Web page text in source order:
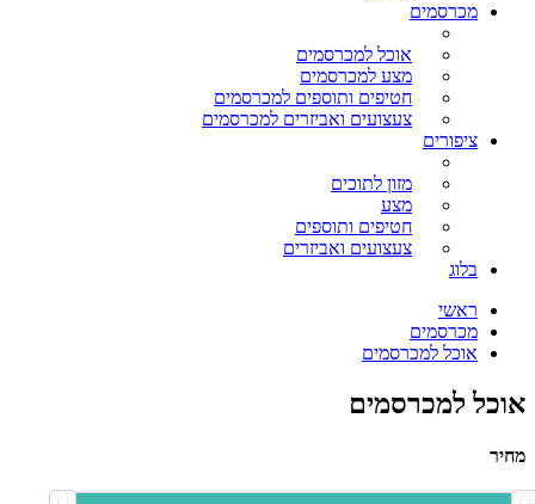
מכרסמים
אוכל למכרסמים
מצע למכרסמים
חטיפים ותוספים למכרסמים
צעצועים ואביזרים למכרסמים
ציפורים
מזון לתוכים
מצע
חטיפים ותוספים
צעצועים ואביזרים
בלוג
ראשי
מכרסמים
אוכל למכרסמים
אוכל למכרסמים
מחיר